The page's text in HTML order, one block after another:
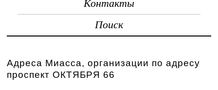
Контакты
Поиск
Адреса Миасса, организации по адресу
проспект ОКТЯБРЯ 66